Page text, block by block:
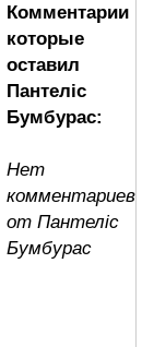
Комментарии
которые
оставил
Пантеліс
Бумбурас:
Нет
комментариев
от Пантеліс
Бумбурас